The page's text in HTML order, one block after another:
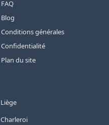
FAQ
Blog
Conditions générales
Confidentialité
Plan du site
Liège
Charleroi